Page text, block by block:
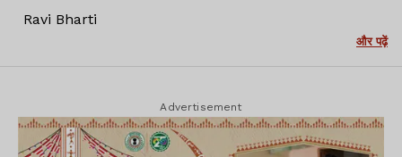
Ravi Bharti
और पढ़ें
Advertisement